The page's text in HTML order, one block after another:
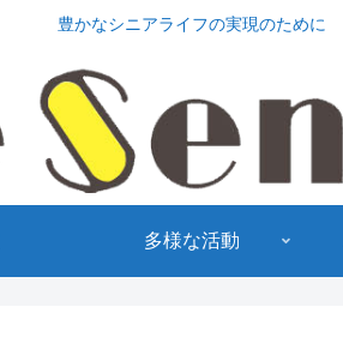
豊かなシニアライフの実現のために
多様な活動